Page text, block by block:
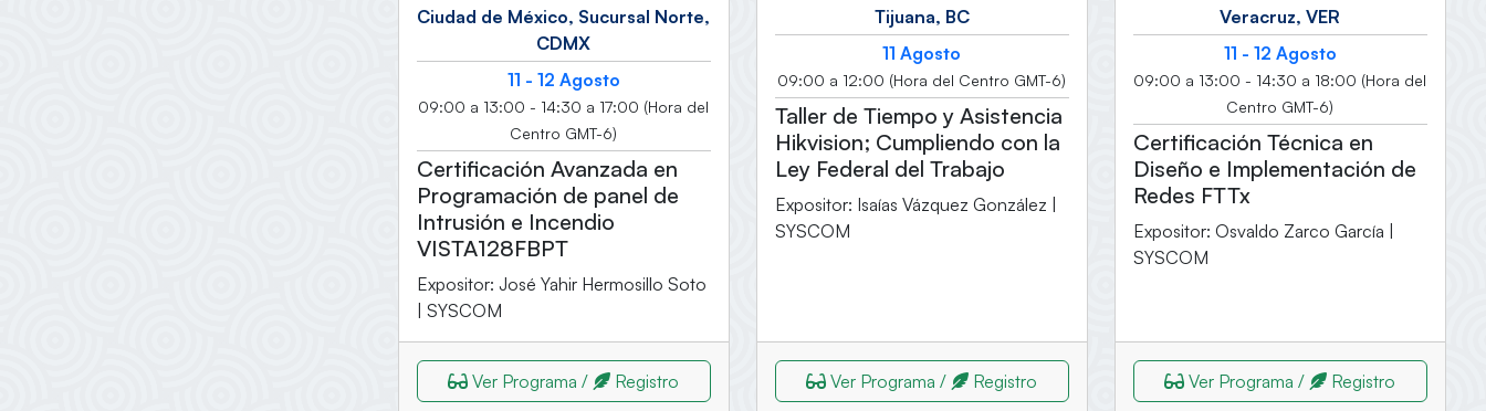
Ciudad de México, Sucursal Norte,
CDMX
11 - 12 Agosto
09:00 a 13:00 - 14:30 a 17:00 (Hora del
Centro GMT-6)
Certificación Avanzada en
Programación de panel de
Intrusión e Incendio
VISTA128FBPT
Expositor: José Yahir Hermosillo Soto
| SYSCOM
Ver Programa / Registro
Tijuana, BC
11 Agosto
09:00 a 12:00 (Hora del Centro GMT-6)
Taller de Tiempo y Asistencia
Hikvision; Cumpliendo con la
Ley Federal del Trabajo
Expositor: Isaías Vázquez González |
SYSCOM
Ver Programa / Registro
Veracruz, VER
11 - 12 Agosto
09:00 a 13:00 - 14:30 a 18:00 (Hora del
Centro GMT-6)
Certificación Técnica en
Diseño e Implementación de
Redes FTTx
Expositor: Osvaldo Zarco García |
SYSCOM
Ver Programa / Registro